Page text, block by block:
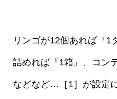
リンゴが12個あれば『
詰めれば『1箱』、コン
などなど…［1］が設定